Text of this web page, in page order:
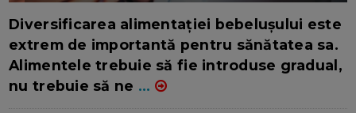
Diversificarea alimentației bebelușului este
extrem de importantă pentru sănătatea sa.
Alimentele trebuie să fie introduse gradual,
nu trebuie să ne ...